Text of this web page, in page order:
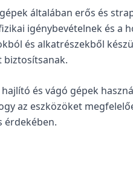
általában erős és
igénybevételnek és a
és alkatrészekből
és vágó gépek
az eszközöket
érdekében.